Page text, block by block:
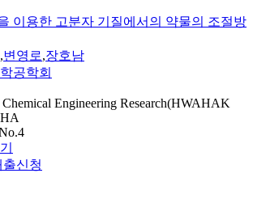
이용한 고분자 기질에서의 약물의 조절방
,변영로,장호남
공학회
Engineering Research(HWAHAK
출신청